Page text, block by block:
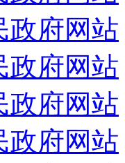
政府网站
政府网站
政府网站
政府网站